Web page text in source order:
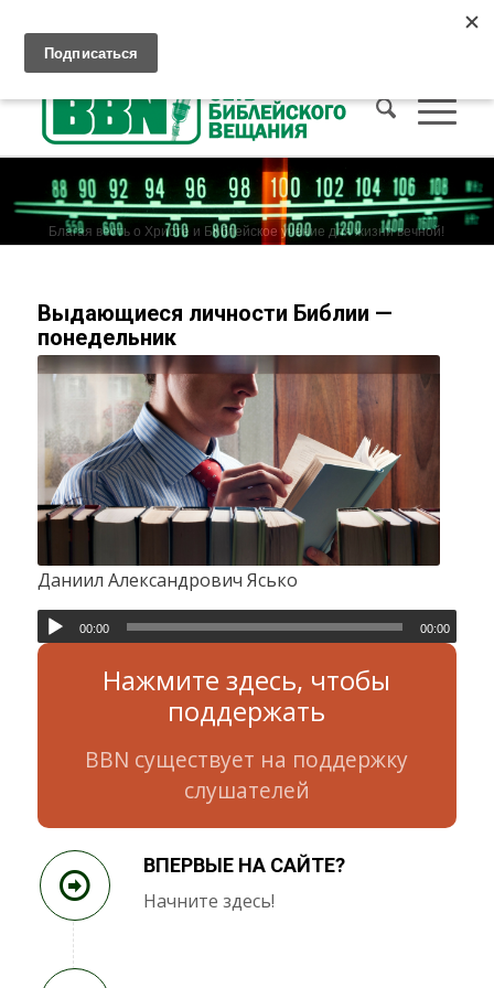
Благая весть о Христе и Библейское учение для жизни вечной!
Выдающиеся личности Библии —
понедельник
Даниил Александрович Ясько
00:00 00:00
Нажмите здесь, чтобы
поддержать
BBN существует на поддержку
слушателей
ВПЕРВЫЕ НА САЙТЕ?
Начните здесь!